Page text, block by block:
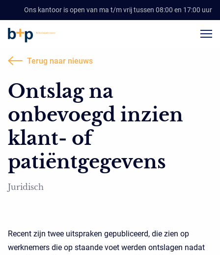
Ons kantoor is open van ma t/m vrij tussen 08:00 en 17:00 uur
Terug naar nieuws
Ontslag na
onbevoegd inzien
klant- of
patiëntgegevens
Juridisch
Recent zijn twee uitspraken gepubliceerd, die zien op
werknemers die op staande voet werden ontslagen nadat